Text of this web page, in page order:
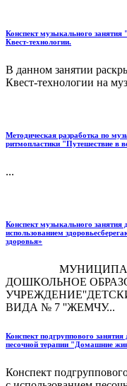
Конспект музыкального
Квест-технологии.
В данном занятии
Квест-технологии на
Методическая разработка по
ритмопластики "Путешествие в
...
Конспект музыкального занятия
использованием
здоровья»
ДОШКОЛЬНОЕ
ВИДА № 7 ''ЖЕМЧУ...
Конспект подгруппового занятия
песочной терапии "Домашние
Конспект